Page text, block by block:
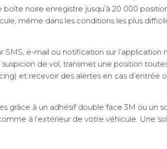
noire enregistre jusqu’à 20 000
même dans les conditions les plus
e-mail ou notification sur l’application
de vol, transmet une position
et recevoir des alertes en cas d’entrée
grâce à un adhésif double face 3M ou un
à l’extérieur de votre véhicule. Une